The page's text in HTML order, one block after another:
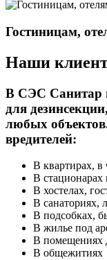
Гостиницам,
Наши
В СЭС Санитар
для
любых
вредителей:
В квартирах, в
В
В хостелах,
В санаториях,
В подсобках,
В жилье под
В помещениях
В общежитиях